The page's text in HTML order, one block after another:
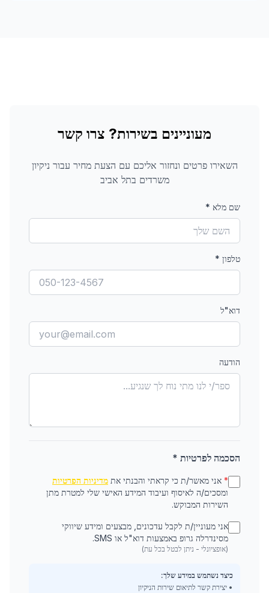
מעוניינים בשירות? צרו קשר
השאירו פרטים ונחזור אליכם עם הצעת מחיר עבור ניקיון
משרדים בתל אביב
שם מלא *
טלפון *
דוא"ל
הודעה
הסכמה לפרטיות *
* אני מאשר/ת כי קראתי והבנתי את מדיניות הפרטיות
ומסכים/ה לאיסוף ועיבוד המידע האישי שלי למטרת מתן
השירות המבוקש.
אני מעוניין/ת לקבל עדכונים, מבצעים ומידע שיווקי
מסינדרלה גרופ באמצעות דוא"ל או SMS.
(אופציונלי - ניתן לבטל בכל עת)
כיצד נשתמש במידע שלך:
• יצירת קשר לתיאום שירות הניקיון